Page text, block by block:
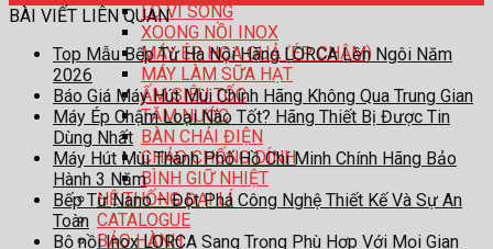
LÒ VI SÓNG
XOONG NỒI INOX
MÁY ÉP HOA QUẢ (ÉP CHẬM)
MÁY LÀM SỮA HẠT
ẤM SIÊU TỐC
TĂM NƯỚC
BÀN CHẢI ĐIỆN
CHẢO CHỐNG DÍNH
BÌNH GIỮ NHIỆT
HỆ THỐNG ĐẠI LÍ
CATALOGUE
BẢO HÀNH
BÀI VIẾT LIÊN QUAN
Top Mẫu Bếp Từ Hà Nội Hãng LORCA Lên Ngôi Năm
2026
Báo Giá Máy Hút Mùi Chính Hãng Không Qua Trung Gian
Máy Ép Chậm Loại Nào Tốt? Hãng Thiết Bị Được Tin
Dùng Nhất
Máy Hút Mùi Thành Phố Hồ Chí Minh Chính Hãng Bảo
Hành 3 Năm
Bếp Từ Nano – Đột Phá Công Nghệ Thiết Kế Và Sự An
Toàn
Bộ nồi Inox LORCA Sang Trọng Phù Hợp Với Mọi Gian